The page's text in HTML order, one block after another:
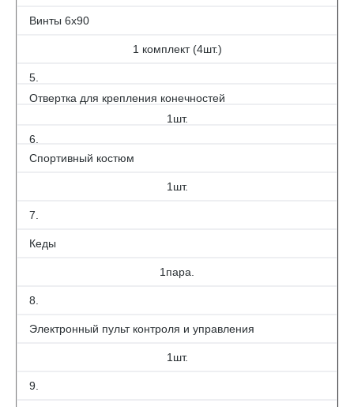
Винты 6х90
1 комплект (4шт.)
5.
Отвертка для крепления конечностей
1шт.
6.
Спортивный костюм
1шт.
7.
Кеды
1пара.
8.
Электронный пульт контроля и управления
1шт.
9.